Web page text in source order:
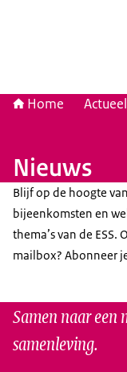
Home Actueel
Nieuws
Blijf op de hoogte
bijeenkomsten en
thema’s van de
mailbox? Abonneer
Samen naar een
samenleving.